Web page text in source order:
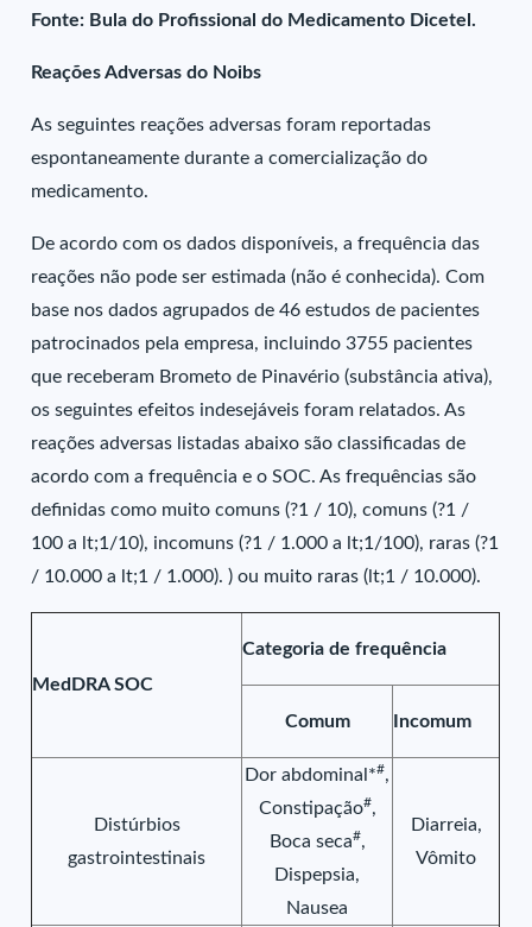
Fonte: Bula do Profissional do Medicamento Dicetel.
Reações Adversas do Noibs
As seguintes reações adversas foram reportadas
espontaneamente durante a comercialização do
medicamento.
De acordo com os dados disponíveis, a frequência das
reações não pode ser estimada (não é conhecida). Com
base nos dados agrupados de 46 estudos de pacientes
patrocinados pela empresa, incluindo 3755 pacientes
que receberam Brometo de Pinavério (substância ativa),
os seguintes efeitos indesejáveis foram relatados. As
reações adversas listadas abaixo são classificadas de
acordo com a frequência e o SOC. As frequências são
definidas como muito comuns (?1 / 10), comuns (?1 /
100 a lt;1/10), incomuns (?1 / 1.000 a lt;1/100), raras (?1
/ 10.000 a lt;1 / 1.000). ) ou muito raras (lt;1 / 10.000).
MedDRA SOC
Categoria de frequência
Comum Incomum
Distúrbios
gastrointestinais
Dor abdominal*#,
Constipação#,
Boca seca#,
Dispepsia,
Nausea
Diarreia,
Vômito